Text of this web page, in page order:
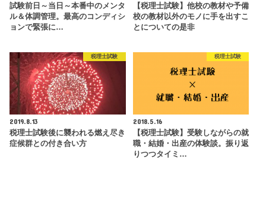
試験前日～当日～本番中のメンタ
ル＆体調管理。最高のコンディシ
ョンで緊張に…
【税理士試験】他校の教材や予備
校の教材以外のモノに手を出すこ
とについての是非
税理士試験
2019.8.13
税理士試験後に襲われる燃え尽き
症候群との付き合い方
税理士試験
2018.5.16
【税理士試験】受験しながらの就
職・結婚・出産の体験談。振り返
りつつタイミ…